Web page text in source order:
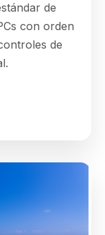
de
con orden
de